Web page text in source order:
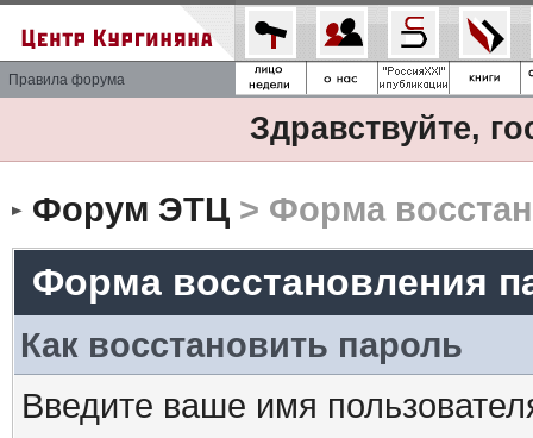
Правила форума
Здравствуйте,
Форум ЭТЦ> Форма
Форма восстановления
Как восстановить пароль
Введите ваше имя